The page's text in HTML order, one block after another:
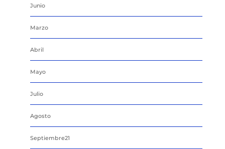
Junio
Marzo
Abril
Mayo
Julio
Agosto
Septiembre21